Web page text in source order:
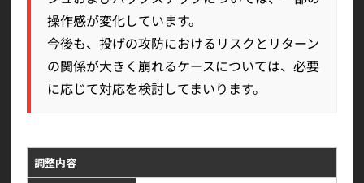
操作感が変化しています。
今後も、投げの攻防におけるリスクとリターン
の関係が大きく崩れるケースについては、必要
に応じて対応を検討してまいります。
調整内容